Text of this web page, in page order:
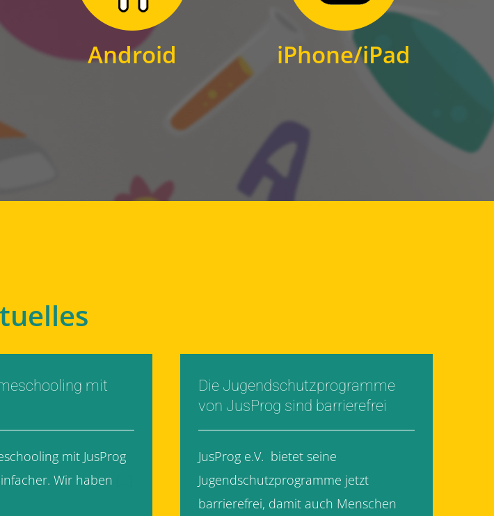
Android
Zum Download
für Android
iPhone/iPad
Zum Download
für iPhone und iPad
mit
mit JusProg
Wir haben
Die Jugendschutzprogramme
von JusProg sind barrierefrei
JusProg e.V. bietet seine
Jugendschutzprogramme jetzt
barrierefrei, damit auch Menschen